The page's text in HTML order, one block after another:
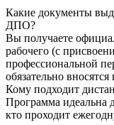
Какие документы
ДПО?
Вы получаете
рабочего (с
профессиональной
обязательно
Кому подходит
Программа идеальна
кто проходит